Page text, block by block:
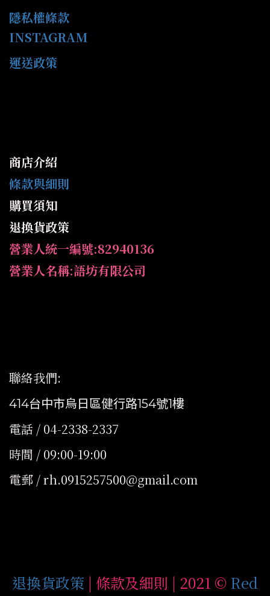
隱私權條款
INSTAGRAM
運送政策
商店介紹
條款與細則
購買須知
退換貨政策
營業人統一編號:82940136
營業人名稱:語坊有限公司
聯絡我們:
414台中市烏日區健行路154號1樓
電話 / 04-2338-2337
時間 / 09:00-19:00
電郵 / rh.0915257500@gmail.com
退換貨政策 | 條款及細則 | 2021 © Red